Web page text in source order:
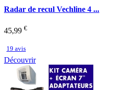
Radar de recul Vechline 4 ...
45,99 €
19 avis
Découvrir